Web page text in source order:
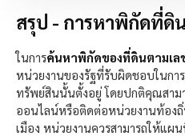
สรุป - การหาพิกัดที่ดิ
ในการค้นหาพิกัดของที่ดินตามเล
หน่วยงานของรัฐที่รับผิดชอบในก
ทรัพย์สินนั้นตั้งอยู่ โดยปกติคุณสาม
ออนไลน์หรือติดต่อหน่วยงานท้อง
เมือง หน่วยงานควรสามารถให้แ